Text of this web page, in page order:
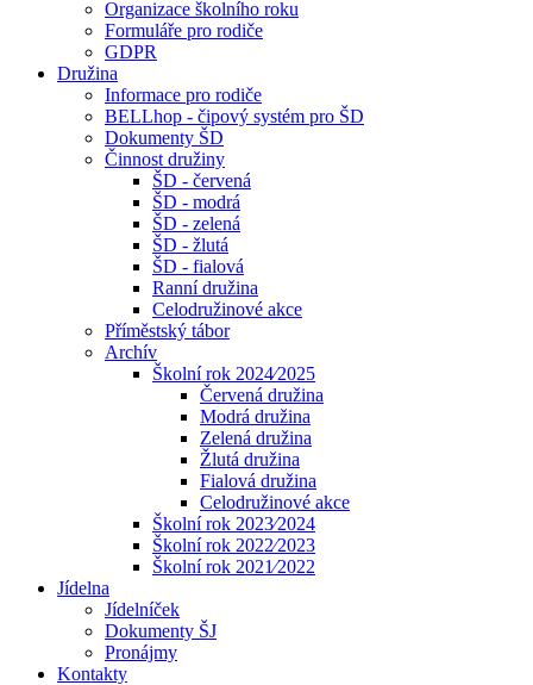
Organizace školního roku
Formuláře pro rodiče
GDPR
Družina
Informace pro rodiče
BELLhop - čipový systém pro ŠD
Dokumenty ŠD
Činnost družiny
ŠD - červená
ŠD - modrá
ŠD - zelená
ŠD - žlutá
ŠD - fialová
Ranní družina
Celodružinové akce
Příměstský tábor
Archív
Školní rok 2024⁄2025
Červená družina
Modrá družina
Zelená družina
Žlutá družina
Fialová družina
Celodružinové akce
Školní rok 2023⁄2024
Školní rok 2022⁄2023
Školní rok 2021⁄2022
Jídelna
Jídelníček
Dokumenty ŠJ
Pronájmy
Kontakty